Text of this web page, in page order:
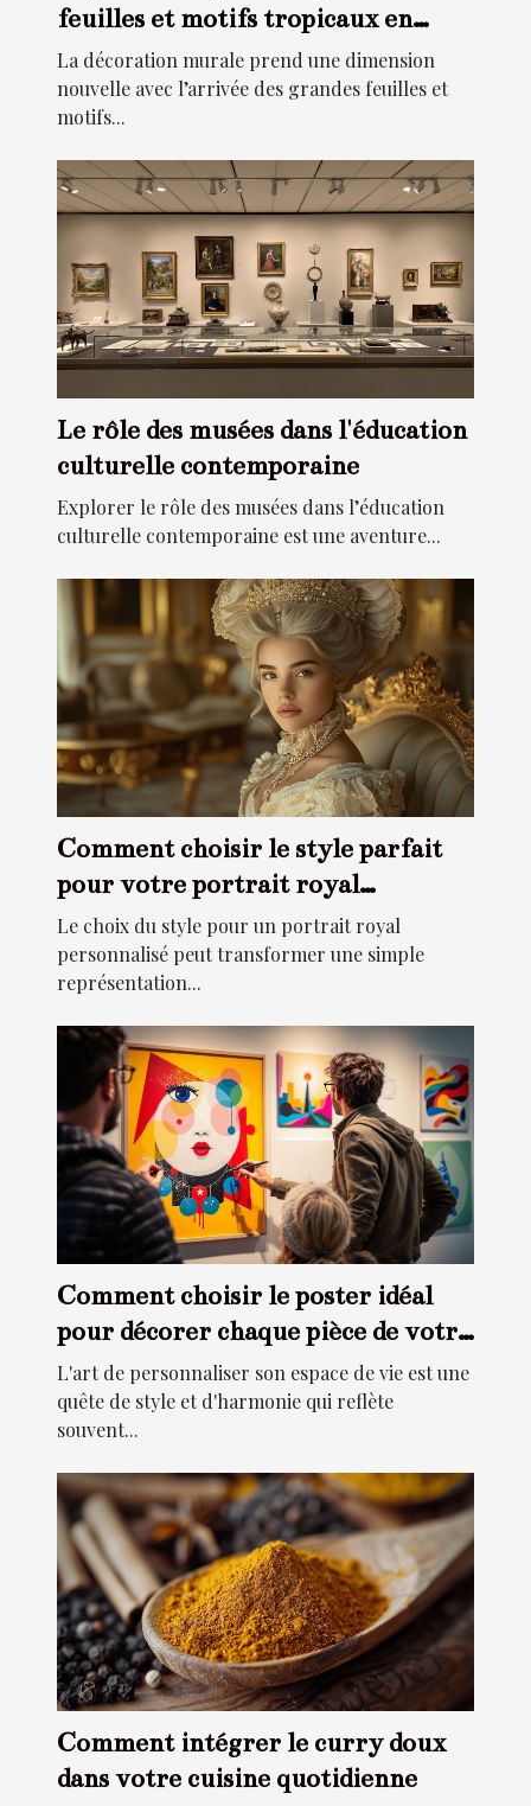
feuilles et motifs tropicaux en
décoration murale
La décoration murale prend une dimension
nouvelle avec l’arrivée des grandes feuilles et
motifs...
Le rôle des musées dans l'éducation
culturelle contemporaine
Explorer le rôle des musées dans l’éducation
culturelle contemporaine est une aventure...
Comment choisir le style parfait
pour votre portrait royal
personnalisé?
Le choix du style pour un portrait royal
personnalisé peut transformer une simple
représentation...
Comment choisir le poster idéal
pour décorer chaque pièce de votre
maison
L'art de personnaliser son espace de vie est une
quête de style et d'harmonie qui reflète
souvent...
Comment intégrer le curry doux
dans votre cuisine quotidienne